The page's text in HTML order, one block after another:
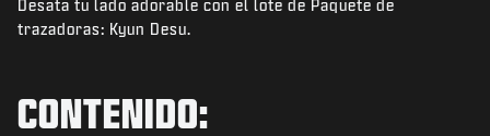
NOTICIAS
Desata tu lado adorable con el lote de Paquete de
trazadoras: Kyun Desu.
CONTENIDO: